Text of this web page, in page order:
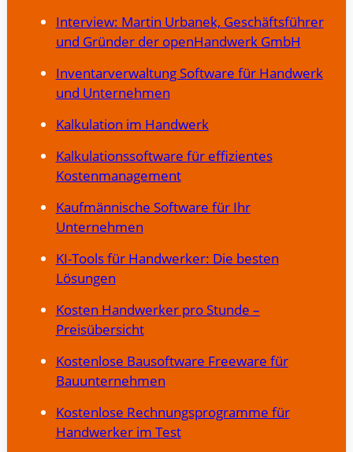
Interview: Martin Urbanek, Geschäftsführer
und Gründer der openHandwerk GmbH
Inventarverwaltung Software für Handwerk
und Unternehmen
Kalkulation im Handwerk
Kalkulationssoftware für effizientes
Kostenmanagement
Kaufmännische Software für Ihr
Unternehmen
KI-Tools für Handwerker: Die besten
Lösungen
Kosten Handwerker pro Stunde –
Preisübersicht
Kostenlose Bausoftware Freeware für
Bauunternehmen
Kostenlose Rechnungsprogramme für
Handwerker im Test